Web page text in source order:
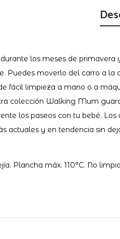
los meses de
Puedes moverlo del carro a
fácil limpieza a mano o a
colección Walking Mum
los paseos con tu bebé.
actuales y en tendencia sin
Plancha máx. 110°C. No